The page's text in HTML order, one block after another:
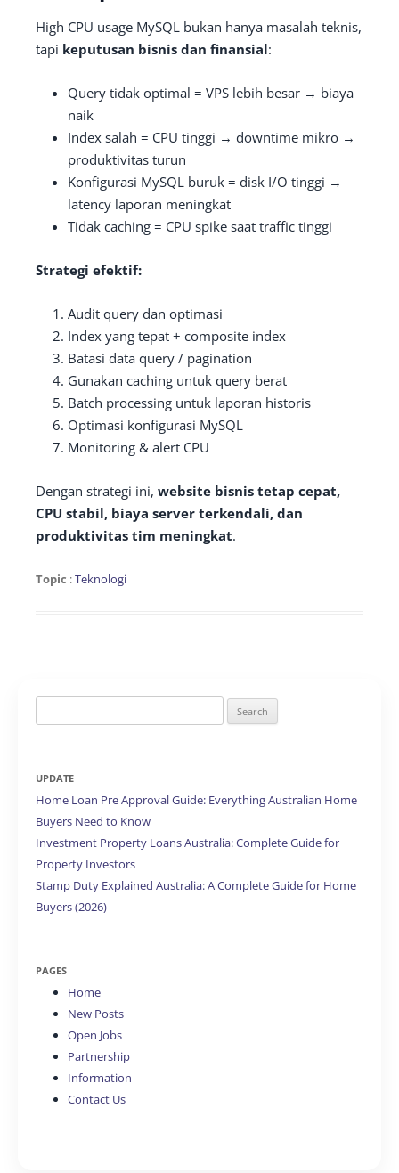
High CPU usage MySQL bukan hanya masalah teknis,
tapi keputusan bisnis dan finansial:
Query tidak optimal = VPS lebih besar → biaya
naik
Index salah = CPU tinggi → downtime mikro →
produktivitas turun
Konfigurasi MySQL buruk = disk I/O tinggi →
latency laporan meningkat
Tidak caching = CPU spike saat traffic tinggi
Strategi efektif:
Audit query dan optimasi
Index yang tepat + composite index
Batasi data query / pagination
Gunakan caching untuk query berat
Batch processing untuk laporan historis
Optimasi konfigurasi MySQL
Monitoring & alert CPU
Dengan strategi ini, website bisnis tetap cepat,
CPU stabil, biaya server terkendali, dan
produktivitas tim meningkat.
Topic :Teknologi
for:
UPDATE
Home Loan Pre Approval Guide: Everything Australian Home
Buyers Need to Know
Investment Property Loans Australia: Complete Guide for
Property Investors
Stamp Duty Explained Australia: A Complete Guide for Home
Buyers (2026)
PAGES
Home
New Posts
Open Jobs
Partnership
Information
Contact Us